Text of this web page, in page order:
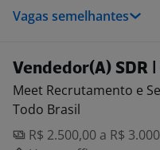
Vagas semelhantes
Vendedor(A) SDR
Meet Recrutamento e
Todo Brasil
R$ 2.500,00 a R$